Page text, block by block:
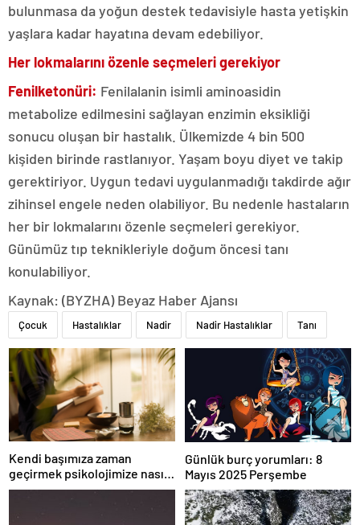
bulunmasa da yoğun destek tedavisiyle hasta yetişkin
yaşlara kadar hayatına devam edebiliyor.
Her lokmalarını özenle seçmeleri gerekiyor
Fenilketonüri: Fenilalanin isimli aminoasidin
metabolize edilmesini sağlayan enzimin eksikliği
sonucu oluşan bir hastalık. Ülkemizde 4 bin 500
kişiden birinde rastlanıyor. Yaşam boyu diyet ve takip
gerektiriyor. Uygun tedavi uygulanmadığı takdirde ağır
zihinsel engele neden olabiliyor. Bu nedenle hastaların
her bir lokmalarını özenle seçmeleri gerekiyor.
Günümüz tıp teknikleriyle doğum öncesi tanı
konulabiliyor.
Kaynak: (BYZHA) Beyaz Haber Ajansı
Çocuk Hastalıklar Nadir Nadir Hastalıklar Tanı
Kendi başımıza zaman
geçirmek psikolojimize nasıl
iyi gelir?
Günlük burç yorumları: 8
Mayıs 2025 Perşembe